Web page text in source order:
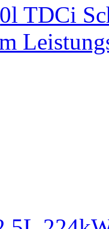
TDCi